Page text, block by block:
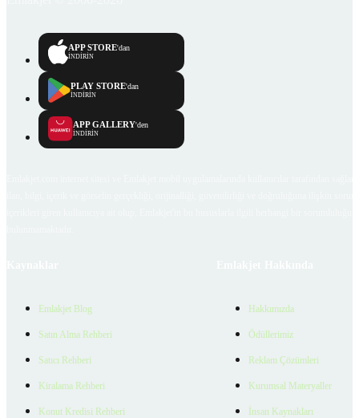
APP STORE'dan
İNDİRİN
PLAY STORE'dan
İNDİRİN
APP GALLERY'den
İNDİRİN
Emlakjet Blog
Satın Alma Rehberi
Satıcı Rehberi
Kiralama Rehberi
Konut Kredisi Rehberi
Hakkımızda
Ödüllerimiz
Reklam Çözümleri
Kurumsal Materyaller
İnsan Kaynakları